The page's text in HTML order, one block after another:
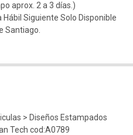
aprox. 2 a 3 días.)
Hábil Siguiente Solo Disponible
Santiago.
> Diseños Estampados
Tech cod:A0789